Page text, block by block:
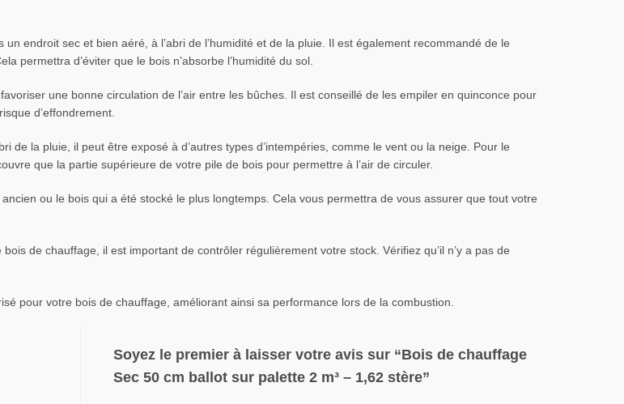
endroit sec et bien aéré, à l’abri de l’humidité et de la pluie. Il est également recommandé de le
permettra d’éviter que le bois n’absorbe l’humidité du sol.
une bonne circulation de l’air entre les bûches. Il est conseillé de les empiler en quinconce pour
d’effondrement.
de la pluie, il peut être exposé à d’autres types d’intempéries, comme le vent ou la neige. Pour le
que la partie supérieure de votre pile de bois pour permettre à l’air de circuler.
ou le bois qui a été stocké le plus longtemps. Cela vous permettra de vous assurer que tout votre
de chauffage, il est important de contrôler régulièrement votre stock. Vérifiez qu’il n’y a pas de
pour votre bois de chauffage, améliorant ainsi sa performance lors de la combustion.
Soyez le premier à laisser votre avis sur “Bois de chauffage
Sec 50 cm ballot sur palette 2 m³ – 1,62 stère”